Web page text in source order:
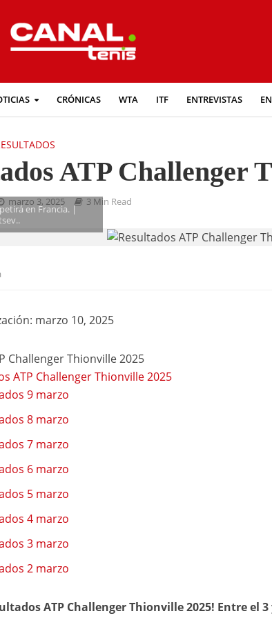
CRÓNICAS WTA ITF ENTREVISTAS
ATP Challenger
marzo 3, 2025 3 Min Read
en Francia. |
marzo 10, 2025
Challenger Thionville 2025
ATP Challenger Thionville 2025
9 marzo
8 marzo
7 marzo
6 marzo
5 marzo
4 marzo
3 marzo
2 marzo
ATP Challenger Thionville 2025! Entre